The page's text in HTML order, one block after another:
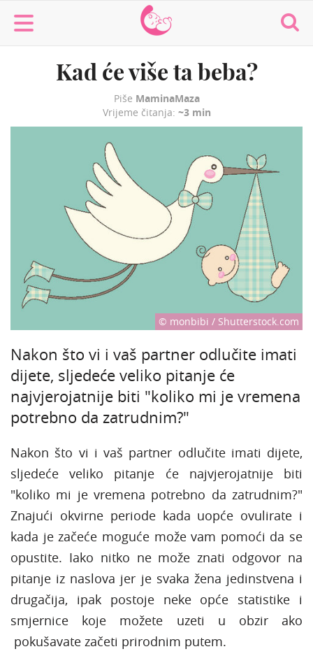
MaminaMaza
Kad će više ta beba?
Piše MaminaMaza
Vrijeme čitanja: ~3 min
© monbibi / Shutterstock.com
Nakon što vi i vaš partner odlučite imati
dijete, sljedeće veliko pitanje će
najvjerojatnije biti "koliko mi je vremena
potrebno da zatrudnim?"
Nakon što vi i vaš partner odlučite imati dijete,
sljedeće veliko pitanje će najvjerojatnije biti
"koliko mi je vremena potrebno da zatrudnim?"
Znajući okvirne periode kada uopće ovulirate i
kada je začeće moguće može vam pomoći da se
opustite. Iako nitko ne može znati odgovor na
pitanje iz naslova jer je svaka žena jedinstvena i
drugačija, ipak postoje neke opće statistike i
smjernice koje možete uzeti u obzir ako
pokušavate začeti prirodnim putem.